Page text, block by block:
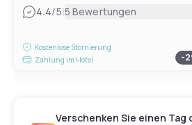
4.4/5|5 Bewertungen
Kostenlose Stornierung
Zahlung im Hotel
-
Verschenken Sie einen Tag